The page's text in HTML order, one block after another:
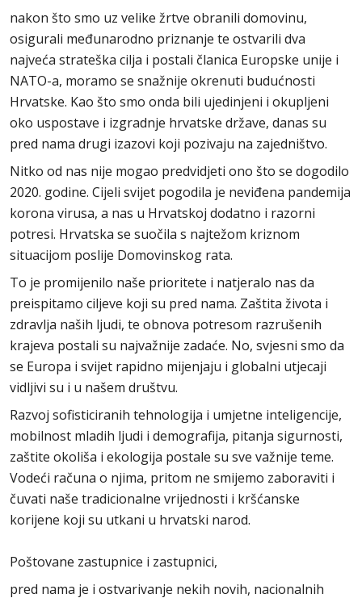
nakon što smo uz velike žrtve obranili domovinu,
osigurali međunarodno priznanje te ostvarili dva
najveća strateška cilja i postali članica Europske unije i
NATO-a, moramo se snažnije okrenuti budućnosti
Hrvatske. Kao što smo onda bili ujedinjeni i okupljeni
oko uspostave i izgradnje hrvatske države, danas su
pred nama drugi izazovi koji pozivaju na zajedništvo.
Nitko od nas nije mogao predvidjeti ono što se dogodilo
2020. godine. Cijeli svijet pogodila je neviđena pandemija
korona virusa, a nas u Hrvatskoj dodatno i razorni
potresi. Hrvatska se suočila s najtežom kriznom
situacijom poslije Domovinskog rata.
To je promijenilo naše prioritete i natjeralo nas da
preispitamo ciljeve koji su pred nama. Zaštita života i
zdravlja naših ljudi, te obnova potresom razrušenih
krajeva postali su najvažnije zadaće. No, svjesni smo da
se Europa i svijet rapidno mijenjaju i globalni utjecaji
vidljivi su i u našem društvu.
Razvoj sofisticiranih tehnologija i umjetne inteligencije,
mobilnost mladih ljudi i demografija, pitanja sigurnosti,
zaštite okoliša i ekologija postale su sve važnije teme.
Vodeći računa o njima, pritom ne smijemo zaboraviti i
čuvati naše tradicionalne vrijednosti i kršćanske
korijene koji su utkani u hrvatski narod.
Poštovane zastupnice i zastupnici,
pred nama je i ostvarivanje nekih novih, nacionalnih